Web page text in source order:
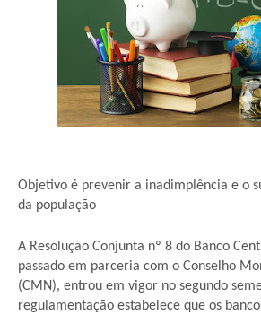
Objetivo é prevenir a inadimplência e o
da população
A Resolução Conjunta nº 8 do Banco
passado em parceria com o Conselho
(CMN), entrou em vigor no segundo
regulamentação estabelece que os